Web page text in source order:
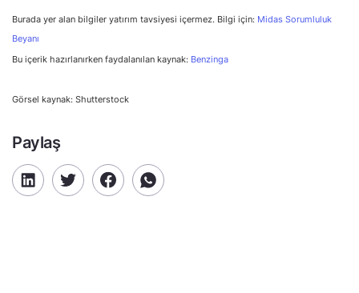
Burada yer alan bilgiler yatırım tavsiyesi içermez. Bilgi için: Midas Sorumluluk
Beyanı
Bu içerik hazırlanırken faydalanılan kaynak: Benzinga
Görsel kaynak: Shutterstock
Paylaş